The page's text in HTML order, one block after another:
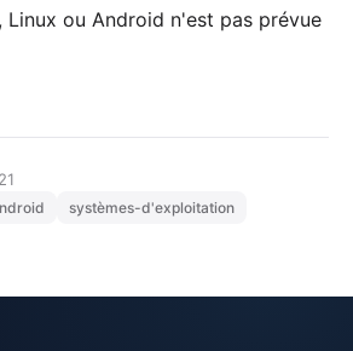
Linux ou Android n'est pas prévue
systèmes-d'exploitation